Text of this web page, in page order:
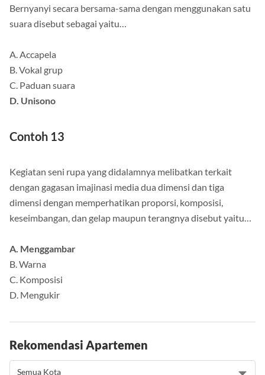
Bernyanyi secara bersama-sama dengan menggunakan satu
suara disebut sebagai yaitu…
A. Accapela
B. Vokal grup
C. Paduan suara
D. Unisono
Contoh 13
Kegiatan seni rupa yang didalamnya melibatkan terkait
dengan gagasan imajinasi media dua dimensi dan tiga
dimensi dengan memperhatikan proporsi, komposisi,
keseimbangan, dan gelap maupun terangnya disebut yaitu…
A. Menggambar
B. Warna
C. Komposisi
D. Mengukir
Rekomendasi Apartemen